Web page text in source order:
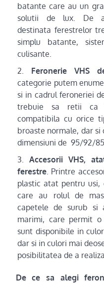
batante care au un
solutii de lux. De
destinata ferestrelor
simplu batante,
culisante.
Feronerie VHS
categorie putem
si in cadrul feroneriei
trebuie sa retii ca
compatibila cu orice
broaste normale, dar
dimensiuni de 95/92/
Accesorii VHS,
ferestre . Printre
plastic atat pentru usi,
care au rolul de
capetele de surub si
marimi, care permit
sunt disponibile in
dar si in culori mai
posibilitatea de a
De ce sa alegi